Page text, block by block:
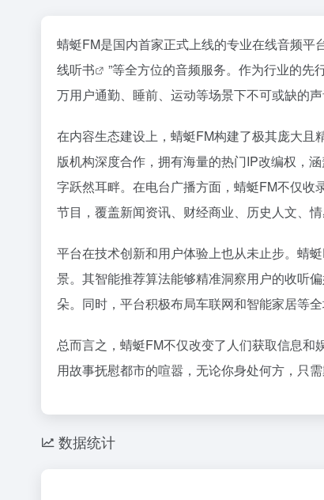
蜻蜓FM是国内首家正式上线的专业在线音频平
线听书
”等全方位的音频服务。作为行业的
万用户通勤、睡前、运动等场景下不可或缺的声
在内容生态建设上，蜻蜓FM构建了极其庞大
版机构深度合作，拥有海量的热门IP改编权，
字跃然耳畔。在电台广播方面，蜻蜓FM不仅
节目，覆盖新闻资讯、财经商业、历史人文、
平台在技术创新和用户体验上也从未止步。蜻
景。其智能推荐算法能够精准洞察用户的收听
朵。同时，平台积极布局车联网和智能家居等
总而言之，蜻蜓FM不仅改变了人们获取信息和
用故事抚慰都市的喧嚣，无论你身处何方，只
数据统计